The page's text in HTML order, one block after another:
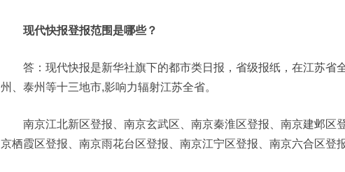
现代快报登报范围是哪些？
答：现代快报是新华社旗下的都市类日报，省级报纸，在江苏省
州、泰州等十三地市,影响力辐射江苏全省。
南京江北新区登报、南京玄武区、南京秦淮区登报、南京建邺区
京栖霞区登报、南京雨花台区登报、南京江宁区登报、南京六合区登